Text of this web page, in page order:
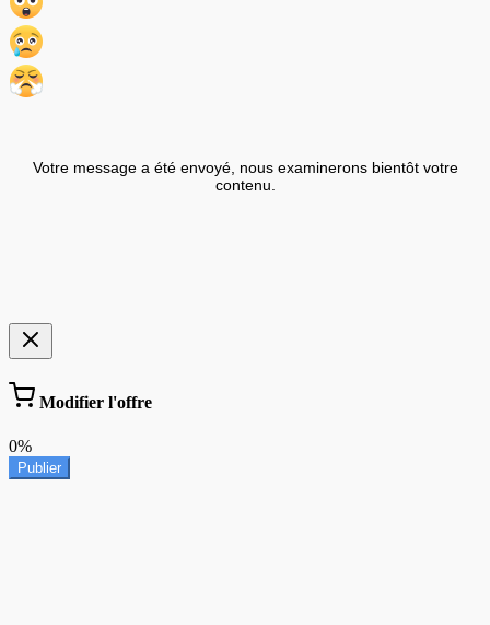
Votre message a été envoyé, nous examinerons bientôt votre
contenu.
Modifier l'offre
0%
Publier